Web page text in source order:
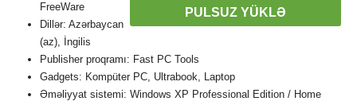
PULSUZ YÜKLƏ
FreeWare
Dillər: Azərbaycan
(az), İngilis
Publisher proqramı: Fast PC Tools
Gadgets: Kompüter PC, Ultrabook, Laptop
Əməliyyat sistemi: Windows XP Professional Edition / Home